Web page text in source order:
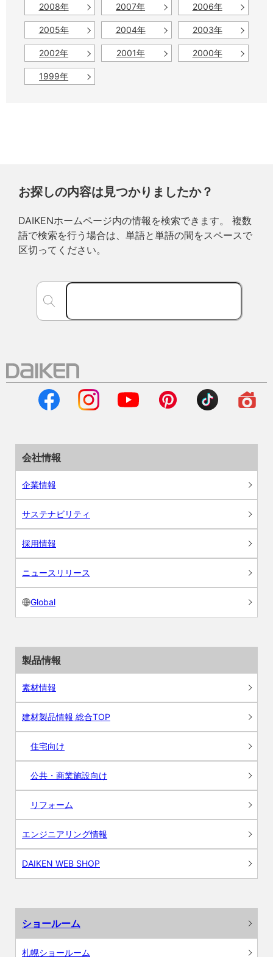
2008年 2007年 2006年
2005年 2004年 2003年
2002年 2001年 2000年
1999年
お探しの内容は見つかりましたか？
DAIKENホームページ内の情報を検索できます。 複数
語で検索を行う場合は、単語と単語の間をスペースで
区切ってください。
会社情報
企業情報
サステナビリティ
採用情報
ニュースリリース
Global
製品情報
素材情報
建材製品情報 総合TOP
住宅向け
公共・商業施設向け
リフォーム
エンジニアリング情報
DAIKEN WEB SHOP
ショールーム
札幌ショールーム